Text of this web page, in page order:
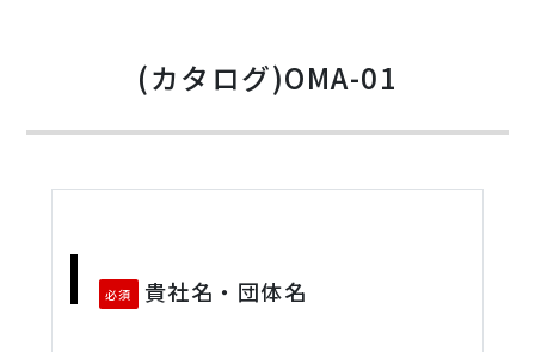
(カタログ)OMA-01
必須 貴社名・団体名